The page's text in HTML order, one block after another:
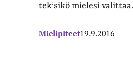
tekisikö mielesi valittaa.
Mielipiteet19.9.2016